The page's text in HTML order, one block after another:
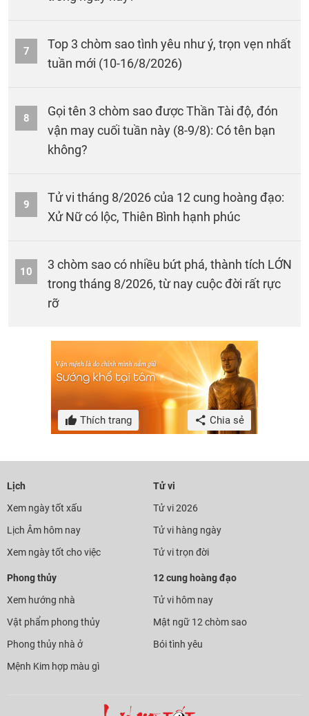
7
Top 3 chòm sao tình yêu như ý, trọn vẹn nhất
tuần mới (10-16/8/2026)
8
Gọi tên 3 chòm sao được Thần Tài độ, đón
vận may cuối tuần này (8-9/8): Có tên bạn
không?
9
Tử vi tháng 8/2026 của 12 cung hoàng đạo:
Xử Nữ có lộc, Thiên Bình hạnh phúc
10
3 chòm sao có nhiều bứt phá, thành tích LỚN
trong tháng 8/2026, từ nay cuộc đời rất rực
rỡ
Thích trang Chia sẻ
Lịch
Xem ngày tốt xấu
Lịch Âm hôm nay
Xem ngày tốt cho việc
Tử vi
Tử vi 2026
Tử vi hàng ngày
Tử vi trọn đời
Phong thủy
Xem hướng nhà
Vật phẩm phong thủy
Phong thủy nhà ở
Mệnh Kim hợp màu gì
12 cung hoàng đạo
Tử vi hôm nay
Mật ngữ 12 chòm sao
Bói tình yêu